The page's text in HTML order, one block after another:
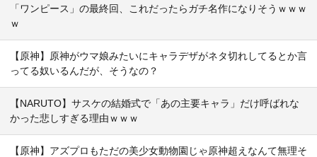
「ワンピース」の最終回、これだったらガチ名作になりそうｗｗｗ
ｗ
【原神】原神がウマ娘みたいにキャラデザがネタ切れしてるとか言
ってる奴いるんだが、そうなの？
【NARUTO】サスケの結婚式で「あの主要キャラ」だけ呼ばれな
かった悲しすぎる理由ｗｗｗ
【原神】アズプロもただの美少女動物園じゃ原神超えなんて無理そ